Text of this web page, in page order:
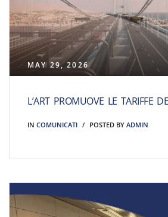
MAY 29, 2026
L’ART PROMUOVE LE TARIFFE
IN COMUNICATI POSTED BY ADMIN